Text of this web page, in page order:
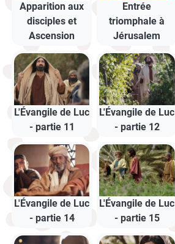
Apparition aux
disciples et
Ascension
Entrée
triomphale à
Jérusalem
L'Évangile de Luc
- partie 11
L'Évangile de Luc
- partie 12
L'Évangile de Luc
- partie 14
L'Évangile de Luc
- partie 15